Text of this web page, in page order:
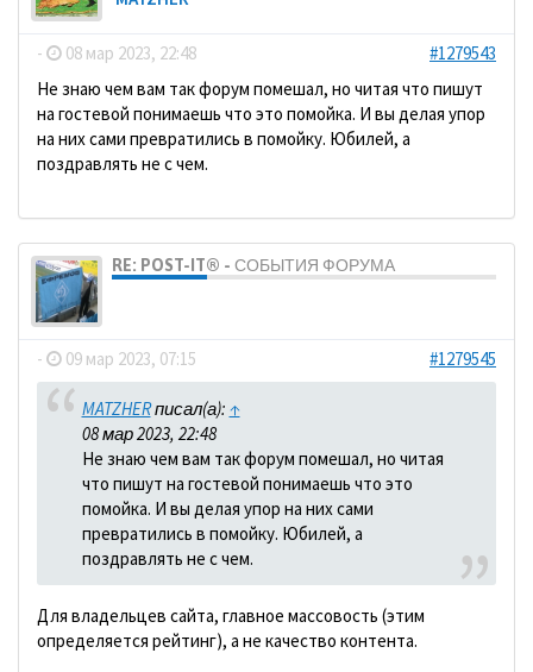
- 08 мар 2023, 22:48
#1279543
Не знаю чем вам так форум помешал, но читая что пишут
на гостевой понимаешь что это помойка. И вы делая упор
на них сами превратились в помойку. Юбилей, а
поздравлять не с чем.
RE: POST-IT® - СОБЫТИЯ ФОРУМА
- 09 мар 2023, 07:15 #1279545
MATZHERписал(а): ↑
08 мар 2023, 22:48
Не знаю чем вам так форум помешал, но читая
что пишут на гостевой понимаешь что это
помойка. И вы делая упор на них сами
превратились в помойку. Юбилей, а
поздравлять не с чем.
Для владельцев сайта, главное массовость (этим
определяется рейтинг), а не качество контента.